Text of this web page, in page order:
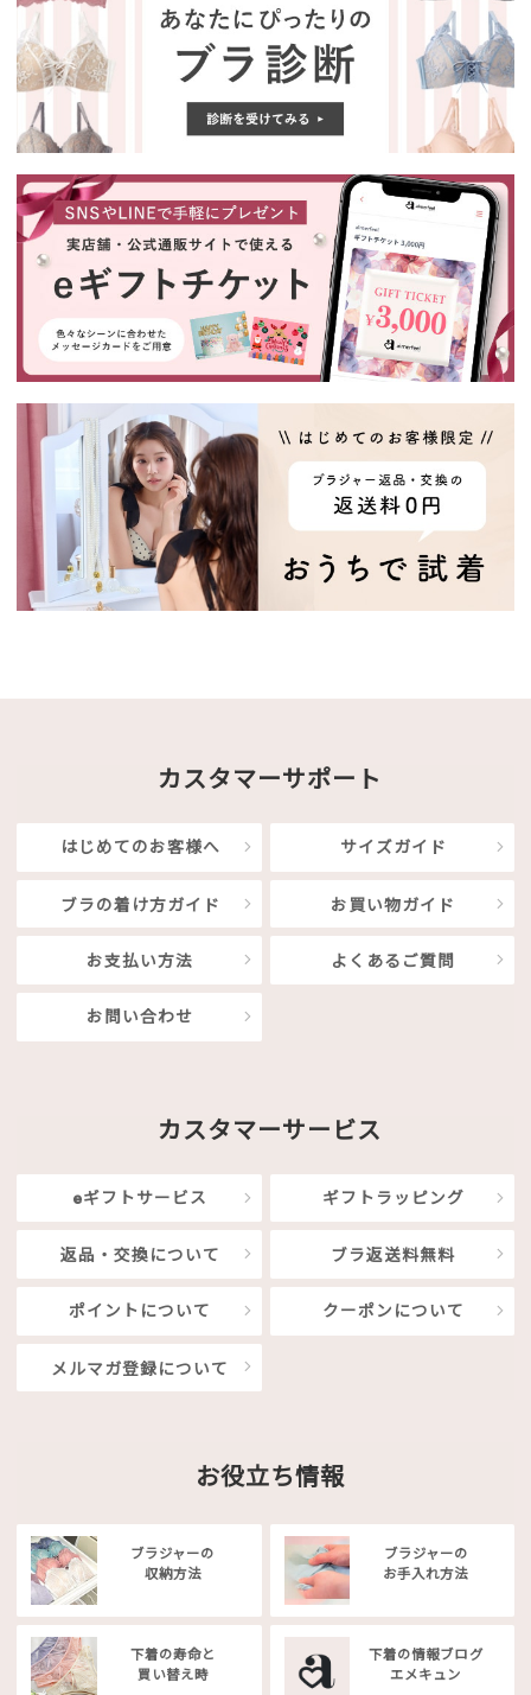
カスタマーサポート
はじめてのお客様へ サイズガイド
ブラの着け方ガイド お買い物ガイド
お支払い方法 よくあるご質問
お問い合わせ
カスタマーサービス
eギフトサービス ギフトラッピング
返品・交換について ブラ返送料無料
ポイントについて クーポンについて
メルマガ登録について
お役立ち情報
ブラジャーの
収納方法
ブラジャーの
お手入れ方法
下着の寿命と
買い替え時
下着の情報ブログ
エメキュン